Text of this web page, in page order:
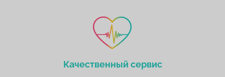
Качественный сервис